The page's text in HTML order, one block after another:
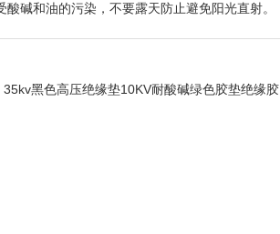
碱和油的污染，不要露天防止避免阳光直射。
35kv黑色高压绝缘垫10KV耐酸碱绿色胶垫绝缘胶垫3mm